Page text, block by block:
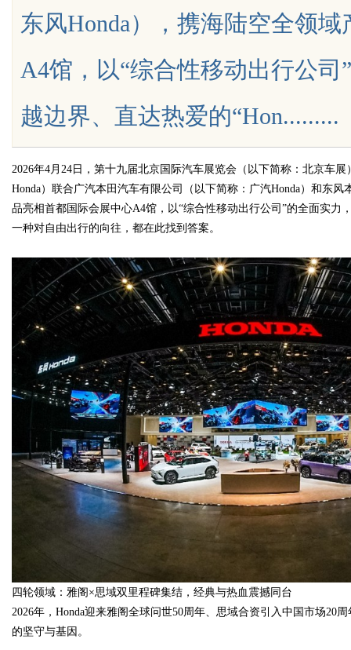
ar
d
东风Honda），携海陆空全领
A4馆，以“综合性移动出行公
越边界、直达热爱的“Hon.........
2026年4月24日，第十九届北京国际汽车展览会（以下简称：北京车
Honda）联合广汽本田汽车有限公司（以下简称：广汽Honda）和东
品亮相首都国际会展中心A4馆，以“综合性移动出行公司”的全面实力
一种对自由出行的向往，都在此找到答案。
四轮领域：雅阁×思域双里程碑集结，经典与热血震撼同台
2026年，Honda迎来雅阁全球问世50周年、思域合资引入中国市场20
的坚守与基因。